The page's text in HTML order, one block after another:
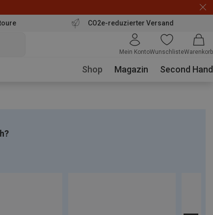
CO2e-reduzierter Versand
Mein KontoWunschlisteWarenkorb
Shop Magazin Second Hand